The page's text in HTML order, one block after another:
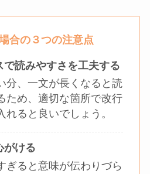
合の３つの注意点
で読みやすさを工夫する
分、一文が長くなると読
ため、適切な箇所で改行
れると良いでしょう。
がける
ぎると意味が伝わりづら